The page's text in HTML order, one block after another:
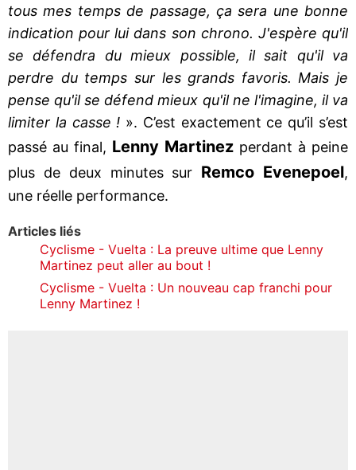
tous mes temps de passage, ça sera une bonne
indication pour lui dans son chrono. J'espère qu'il
se défendra du mieux possible, il sait qu'il va
perdre du temps sur les grands favoris. Mais je
pense qu'il se défend mieux qu'il ne l'imagine, il va
limiter la casse ! ». C’est exactement ce qu’il s’est
passé au final, Lenny Martinez perdant à peine
plus de deux minutes sur Remco Evenepoel,
une réelle performance.
Articles liés
Cyclisme - Vuelta : La preuve ultime que Lenny
Martinez peut aller au bout !
Cyclisme - Vuelta : Un nouveau cap franchi pour
Lenny Martinez !